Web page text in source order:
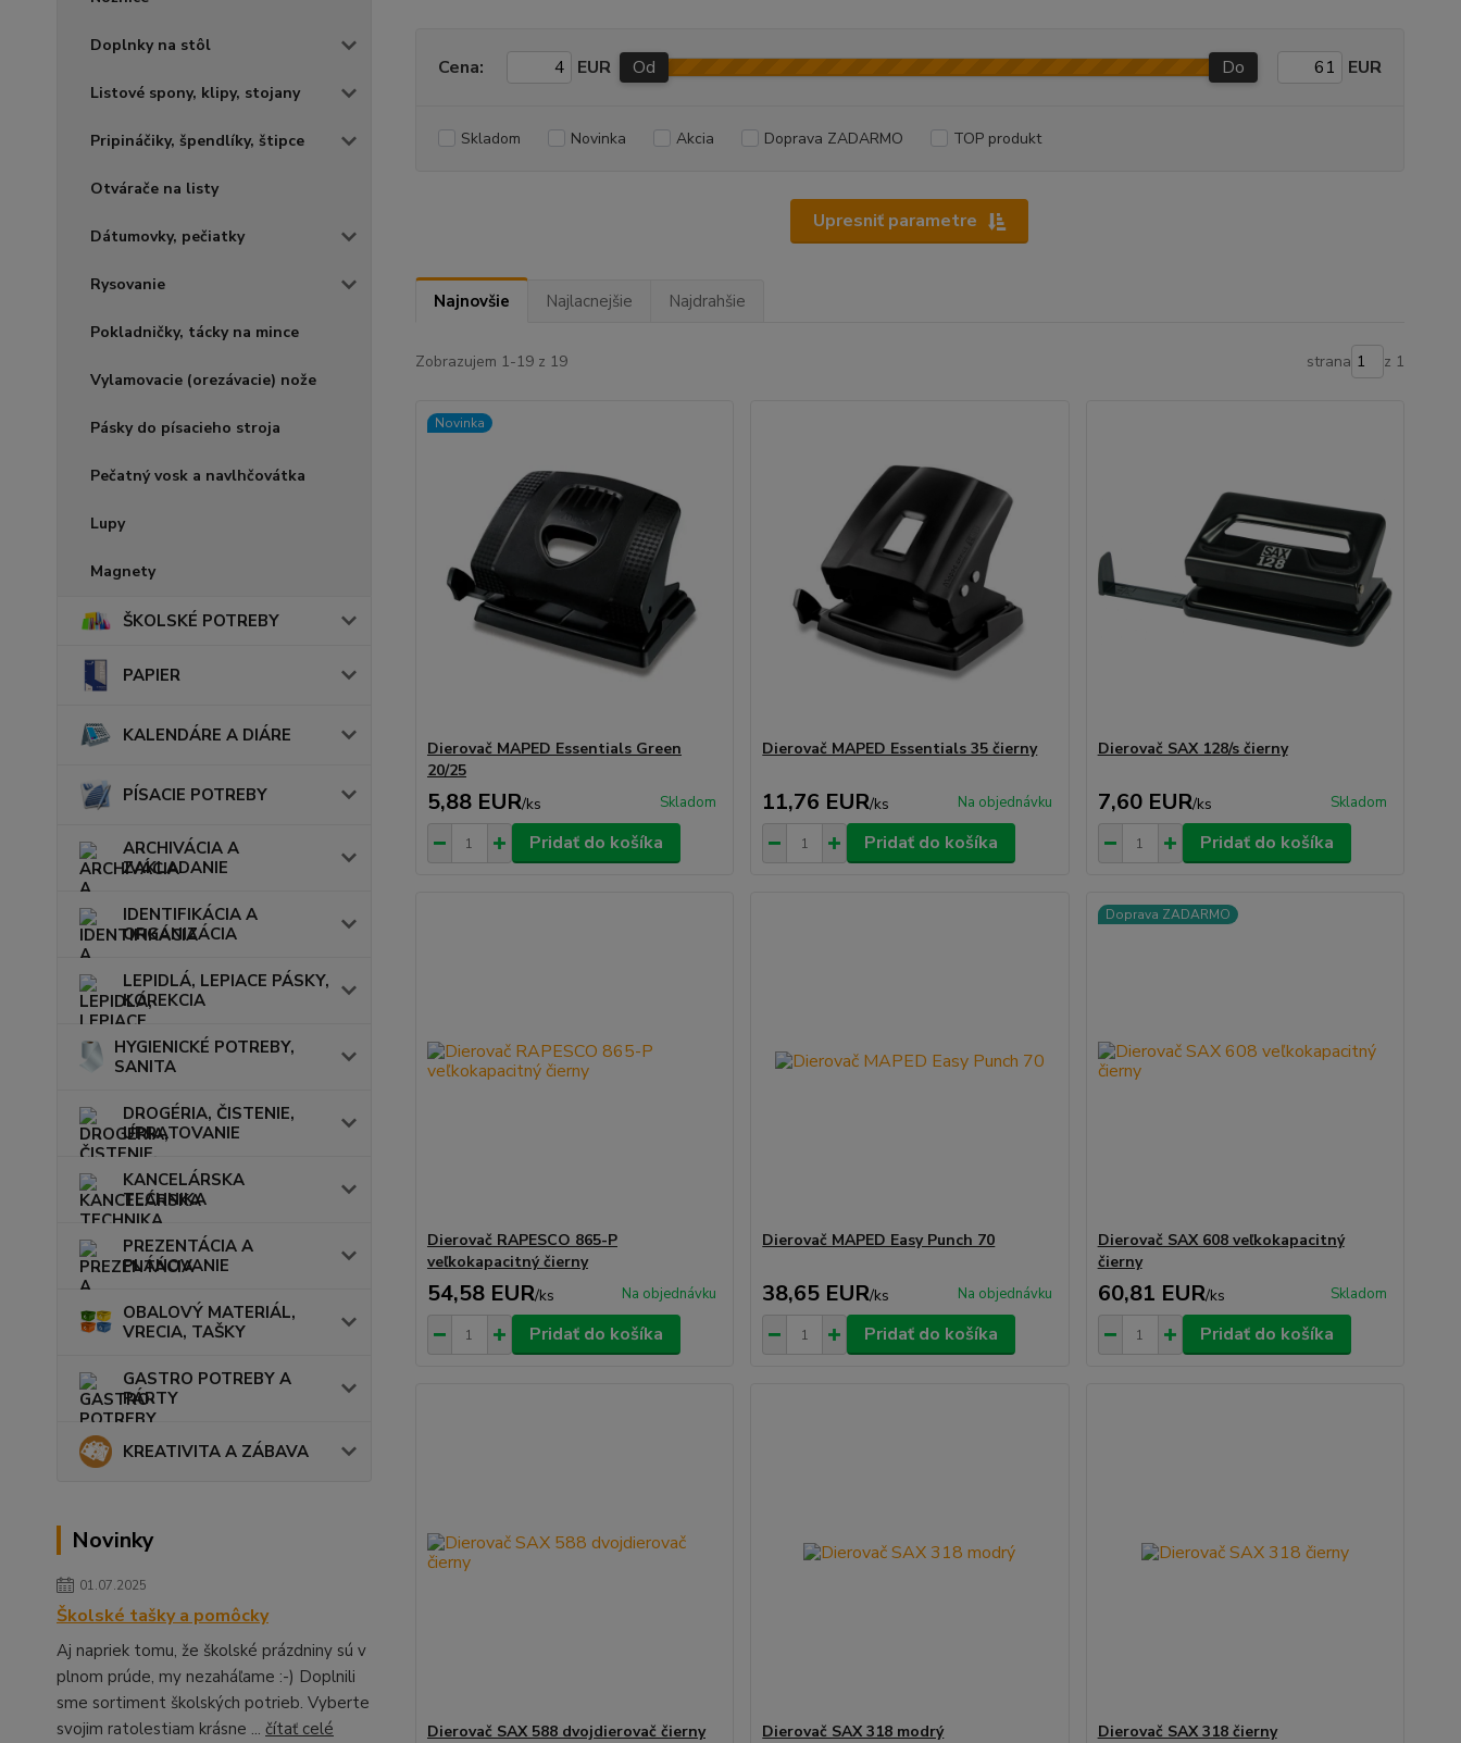
Doplnky na stôl
Listové spony, klipy, stojany
Pripináčiky, špendlíky, štipce
Otvárače na listy
Dátumovky, pečiatky
Rysovanie
Pokladničky, tácky na mince
Vylamovacie (orezávacie) nože
Pásky do písacieho stroja
Pečatný vosk a navlhčovátka
Lupy
Magnety
ŠKOLSKÉ POTREBY
PAPIER
KALENDÁRE A DIÁRE
PÍSACIE POTREBY
ARCHIVÁCIA A
ZAKLADANIE
IDENTIFIKÁCIA A
ORGANIZÁCIA
LEPIDLÁ, LEPIACE PÁSKY,
KOREKCIA
HYGIENICKÉ POTREBY,
SANITA
DROGÉRIA, ČISTENIE,
UPRATOVANIE
KANCELÁRSKA
TECHNIKA
PREZENTÁCIA A
PLÁNOVANIE
OBALOVÝ MATERIÁL,
VRECIA, TAŠKY
GASTRO POTREBY A
PÁRTY
KREATIVITA A ZÁBAVA
Novinky
01.07.2025
Školské tašky a pomôcky
Aj napriek tomu, že školské prázdniny sú v
plnom prúde, my nezaháľame :-) Doplnili
sme sortiment školských potrieb. Vyberte
svojim ratolestiam krásne ... čítať celé
Upresniť parametre
Cena: EUR Od Do EUR
Skladom Novinka Akcia Doprava ZADARMO TOP produkt
Najnovšie Najlacnejšie Najdrahšie
Zobrazujem 1-19 z 19 strana z 1
Novinka
Dierovač MAPED Essentials Green
20/25
5,88 EUR/ks Skladom
Pridať do košíka
Dierovač MAPED Essentials 35 čierny
11,76 EUR/ks Na objednávku
Pridať do košíka
Dierovač SAX 128/s čierny
7,60 EUR/ks Skladom
Pridať do košíka
Dierovač RAPESCO 865-P
veľkokapacitný čierny
54,58 EUR/ks Na objednávku
Pridať do košíka
Dierovač MAPED Easy Punch 70
38,65 EUR/ks Na objednávku
Pridať do košíka
Doprava ZADARMO
Dierovač SAX 608 veľkokapacitný
čierny
60,81 EUR/ks Skladom
Pridať do košíka
Dierovač SAX 588 dvojdierovač čierny Dierovač SAX 318 modrý Dierovač SAX 318 čierny